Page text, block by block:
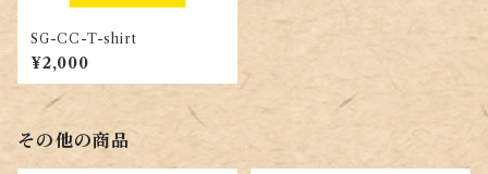
SG-CC-T-shirt
¥2,000
その他の商品